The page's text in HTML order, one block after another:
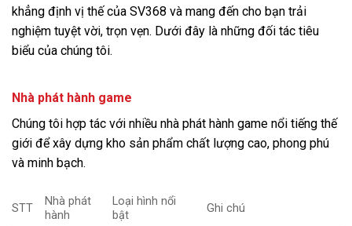
khẳng định vị thế của SV368 và mang đến cho bạn trải
nghiệm tuyệt vời, trọn vẹn. Dưới đây là những đối tác tiêu
biểu của chúng tôi.
Nhà phát hành game
Chúng tôi hợp tác với nhiều nhà phát hành game nổi tiếng thế
giới để xây dựng kho sản phẩm chất lượng cao, phong phú
và minh bạch.
STT
Nhà phát
hành
Loại hình nổi
bật
Ghi chú